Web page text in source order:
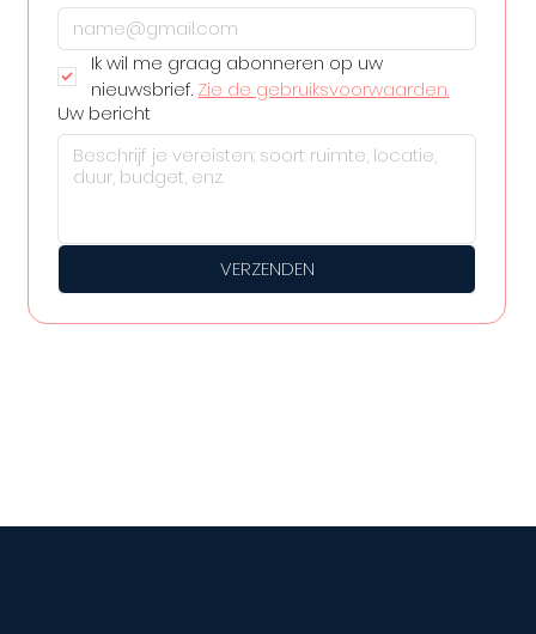
Ik wil me graag abonneren op uw
nieuwsbrief. Zie de gebruiksvoorwaarden.
Uw bericht
VERZENDEN